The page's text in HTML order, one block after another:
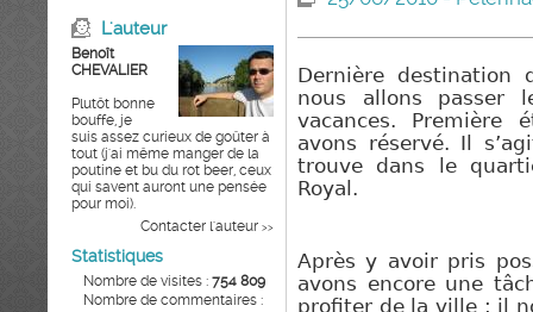
L'auteur
Benoît
CHEVALIER
Plutôt bonne
bouffe, je
suis assez curieux de goûter à
tout (j'ai même manger de la
poutine et bu du rot beer, ceux
qui savent auront une pensée
pour moi).
Contacter l'auteur >>
Statistiques
Nombre de visites : 754 809
Nombre de commentaires :
Dernière destination
nous allons passer
vacances. Première
avons réservé. Il
trouve dans le
Royal.
Après y avoir pris
avons encore une
profiter de la ville : il